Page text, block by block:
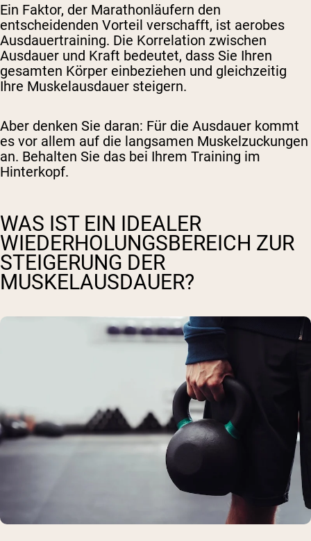
Ein Faktor, der Marathonläufern den
entscheidenden Vorteil verschafft, ist aerobes
Ausdauertraining. Die Korrelation zwischen
Ausdauer und Kraft bedeutet, dass Sie Ihren
gesamten Körper einbeziehen und gleichzeitig
Ihre Muskelausdauer steigern.
Aber denken Sie daran: Für die Ausdauer kommt
es vor allem auf die langsamen Muskelzuckungen
an. Behalten Sie das bei Ihrem Training im
Hinterkopf.
WAS IST EIN IDEALER
WIEDERHOLUNGSBEREICH ZUR
STEIGERUNG DER
MUSKELAUSDAUER?